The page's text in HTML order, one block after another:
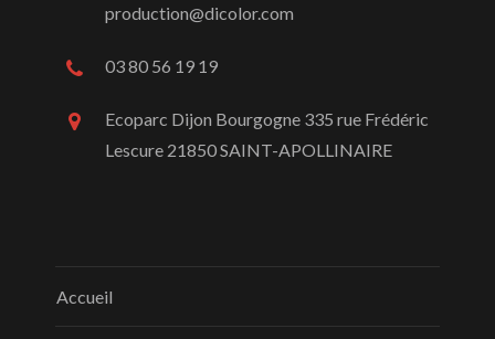
production@dicolor.com
03 80 56 19 19
Ecoparc Dijon Bourgogne 335 rue Frédéric
Lescure 21850 SAINT-APOLLINAIRE
Accueil